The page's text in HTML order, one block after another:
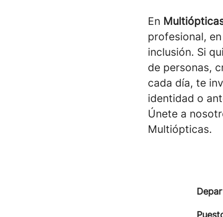
En
profesional,
inclusión. Si
de personas,
cada día, te
identidad o
Únete a
Multiópticas.